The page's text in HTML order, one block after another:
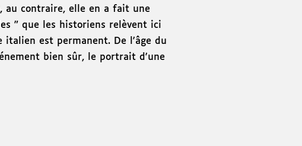
au contraire, elle en a fait une
" que les historiens relèvent ici
italien est permanent. De l'âge du
bien sûr, le portrait d'une